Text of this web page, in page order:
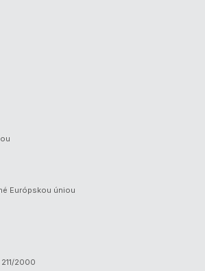
Európskou úniou
2000